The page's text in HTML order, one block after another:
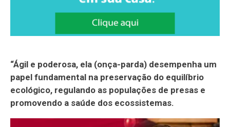
“Ágil e poderosa, ela (onça-parda) desempenha um
papel fundamental na preservação do equilíbrio
ecológico, regulando as populações de presas e
promovendo a saúde dos ecossistemas.